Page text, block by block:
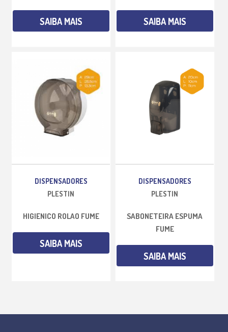
SAIBA MAIS SAIBA MAIS
DISPENSADORES
PLESTIN
HIGIENICO ROLAO FUME
SAIBA MAIS
DISPENSADORES
PLESTIN
SABONETEIRA ESPUMA
FUME
SAIBA MAIS